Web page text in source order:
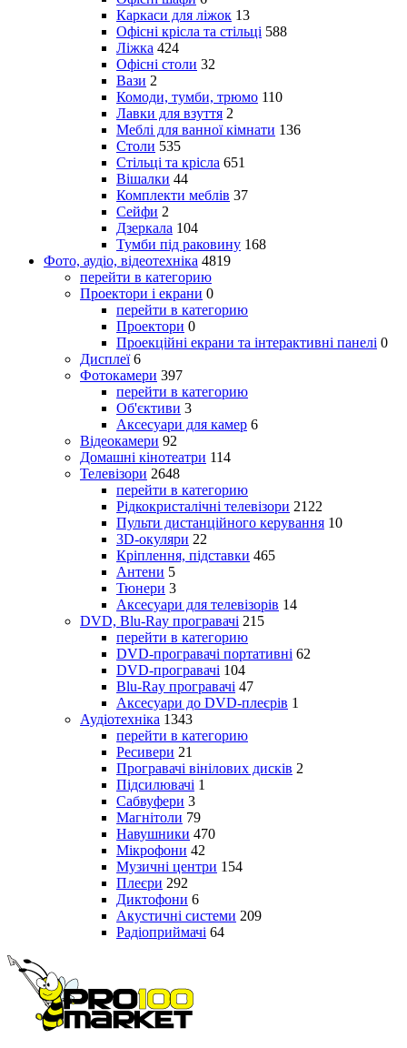
Каркаси для ліжок 13
Офісні крісла та стільці 588
Ліжка 424
Офісні столи 32
Вази 2
Комоди, тумби, трюмо 110
Лавки для взуття 2
Меблі для ванної кімнати 136
Столи 535
Стільці та крісла 651
Вішалки 44
Комплекти меблів 37
Сейфи 2
Дзеркала 104
Тумби під раковину 168
Фото, аудіо, відеотехніка 4819
перейти в категорию
Проектори і екрани 0
перейти в категорию
Проектори 0
Проекційні екрани та інтерактивні панелі 0
Дисплеї 6
Фотокамери 397
перейти в категорию
Об'єктиви 3
Аксесуари для камер 6
Відеокамери 92
Домашні кінотеатри 114
Телевізори 2648
перейти в категорию
Рідкокристалічні телевізори 2122
Пульти дистанційного керування 10
3D-окуляри 22
Кріплення, підставки 465
Антени 5
Тюнери 3
Аксесуари для телевізорів 14
DVD, Blu-Ray програвачі 215
перейти в категорию
DVD-програвачі портативні 62
DVD-програвачі 104
Blu-Ray програвачі 47
Аксесуари до DVD-плеєрів 1
Аудіотехніка 1343
перейти в категорию
Ресивери 21
Програвачі вінілових дисків 2
Підсилювачі 1
Сабвуфери 3
Магнітоли 79
Навушники 470
Мікрофони 42
Музичні центри 154
Плеєри 292
Диктофони 6
Акустичні системи 209
Радіоприймачі 64